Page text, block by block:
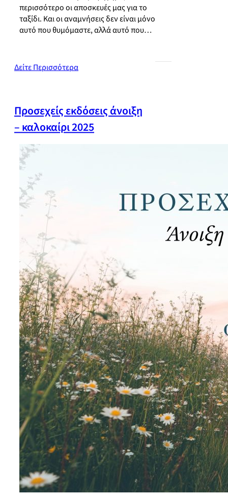
περισσότερο οι αποσκευές μας για το
ταξίδι. Και οι αναμνήσεις δεν είναι μόνο
αυτό που θυμόμαστε, αλλά αυτό που…
Δείτε Περισσότερα
Προσεχείς εκδόσεις άνοιξη
– καλοκαίρι 2025